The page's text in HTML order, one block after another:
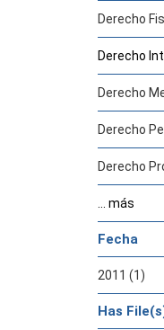
Derecho
Derecho
Derecho
Derecho
Derecho
... más
Fecha
2011 (1)
Has